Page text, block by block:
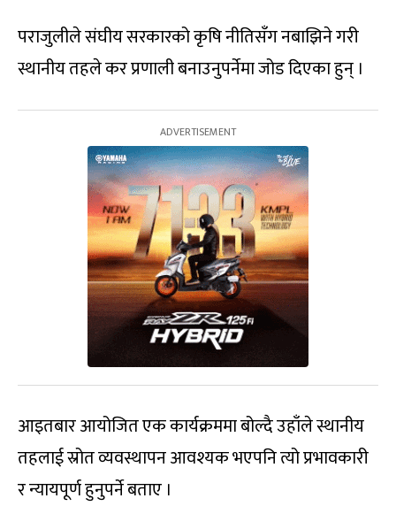
पराजुलीले संघीय सरकारको कृषि नीतिसँग नबाझिने गरी
स्थानीय तहले कर प्रणाली बनाउनुपर्नेमा जोड दिएका हुन् ।
आइतबार आयोजित एक कार्यक्रममा बोल्दै उहाँले स्थानीय
तहलाई स्रोत व्यवस्थापन आवश्यक भएपनि त्यो प्रभावकारी
र न्यायपूर्ण हुनुपर्ने बताए ।